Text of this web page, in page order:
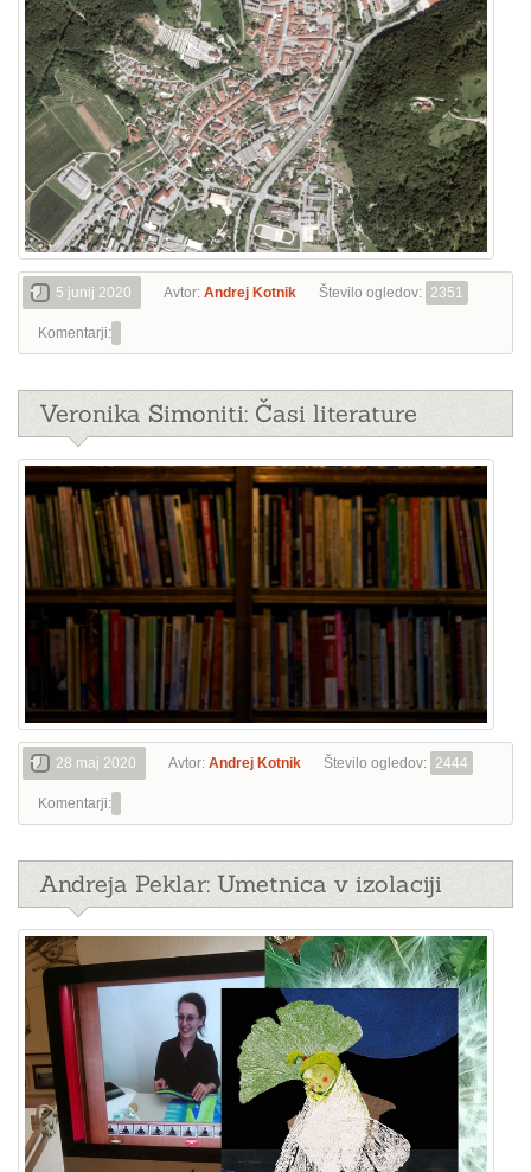
5 junij 2020 Avtor: Andrej Kotnik Število ogledov: 2351
Komentarji:
Veronika Simoniti: Časi literature
28 maj 2020 Avtor: Andrej Kotnik Število ogledov: 2444
Komentarji:
Andreja Peklar: Umetnica v izolaciji